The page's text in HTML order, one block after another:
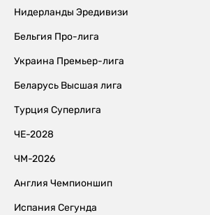
Нидерланды Эредивизи
Бельгия Про-лига
Украина Премьер-лига
Беларусь Высшая лига
Турция Суперлига
ЧЕ-2028
ЧМ-2026
Англия Чемпионшип
Испания Сегунда